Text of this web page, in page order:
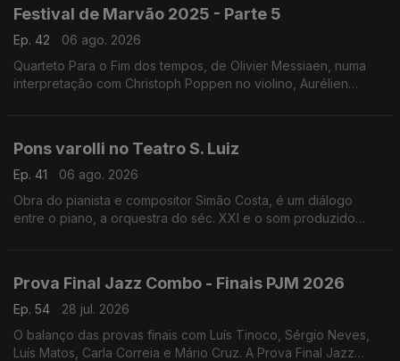
Festival de Marvão 2025 - Parte 5
Ep. 42
06 ago. 2026
Quarteto Para o Fim dos tempos, de Olivier Messiaen, numa
interpretação com Christoph Poppen no violino, Aurélien
Pons varolli no Teatro S. Luiz
Ep. 41
06 ago. 2026
Obra do pianista e compositor Simão Costa, é um diálogo
entre o piano, a orquestra do séc. XXI e o som produzido
Prova Final Jazz Combo - Finais PJM 2026
Ep. 54
28 jul. 2026
O balanço das provas finais com Luís Tinoco, Sérgio Neves,
Luís Matos, Carla Correia e Mário Cruz. A Prova Final Jazz